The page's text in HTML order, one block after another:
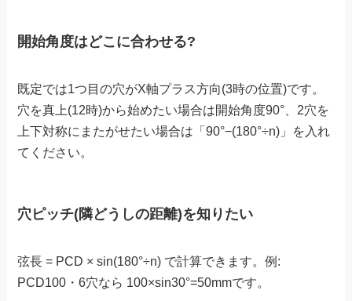
開始角度はどこに合わせる?
既定では1つ目の穴がX軸プラス方向(3時の位置)です。
穴を真上(12時)から始めたい場合は開始角度90°、2穴を
上下対称にまたがせたい場合は「90°−(180°÷n)」を入れ
てください。
穴ピッチ(隣どうしの距離)を知りたい
弦長 = PCD × sin(180°÷n) で計算できます。例:
PCD100・6穴なら 100×sin30°=50mmです。